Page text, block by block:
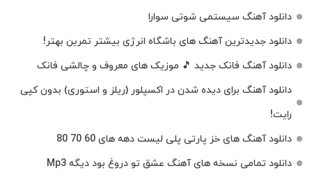
دانلود آهنگ سیستمی شوتی سوارا
دانلود جدیدترین آهنگ‌ های باشگاه انرژی بیشتر تمرین بهتر!
دانلود آهنگ فانک جدید 🎵 موزیک‌ های معروف و چالشی فانک
دانلود آهنگ برای دیده شدن در اکسپلور (ریلز و استوری) بدون کپی
رایت!
دانلود آهنگ های خز پارتی پلی لیست دهه های 60 70 80
دانلود تمامی نسخه های آهنگ عشق تو دروغ بود دیگه Mp3